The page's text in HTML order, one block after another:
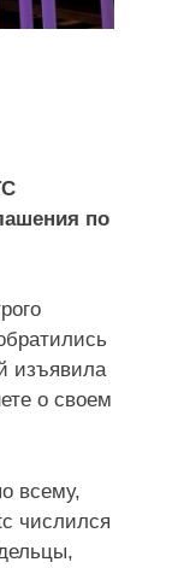
по
изъявила
о своем
всему,
числился